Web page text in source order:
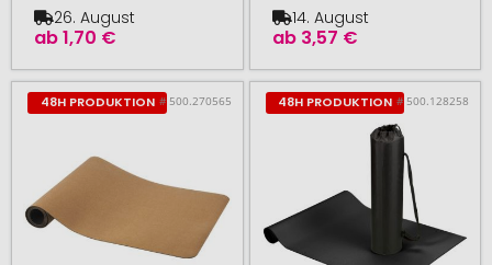
ab1,70 €
26. August
ab 3,57 €
14. August
48H PRODUKTION # 500.270565 48H PRODUKTION # 500.128258